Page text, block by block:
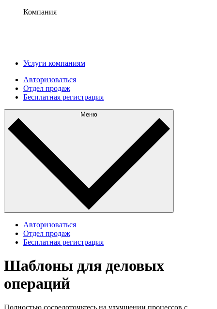
Компания
Услуги компаниям
Авторизоваться
Отдел продаж
Бесплатная регистрация
Меню
Авторизоваться
Отдел продаж
Бесплатная регистрация
Шаблоны для деловых
операций
Полностью сосредоточьтесь на улучшении процессов с